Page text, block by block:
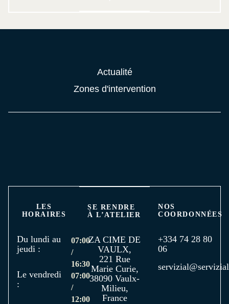
Actualité
Zones d'intervention
LES
HORAIRES
Du lundi au
jeudi :
07:00
/
16:30
Le vendredi
:
07:00
/
12:00
SE RENDRE
À L’ATELIER
ZA CIME DE
VAULX,
221 Rue
Marie Curie,
38090 Vaulx-
Milieu,
France
NOS
COORDONNÉES
+334 74 28 80
06